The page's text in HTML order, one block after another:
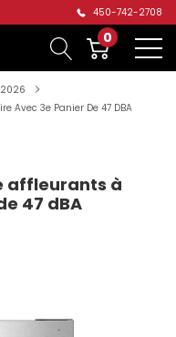
450-742-2708
0
Avec 3e Panier De 47 DBA
affleurants à
47 dBA